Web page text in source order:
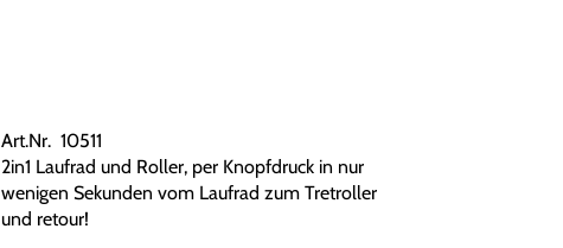
Art.Nr. 10511
2in1 Laufrad und Roller, per Knopfdruck in nur
wenigen Sekunden vom Laufrad zum Tretroller
und retour!